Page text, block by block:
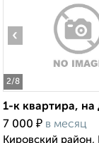
2/8
‹
1-к квартира,
7 000 ₽ в месяц
Кировский район,